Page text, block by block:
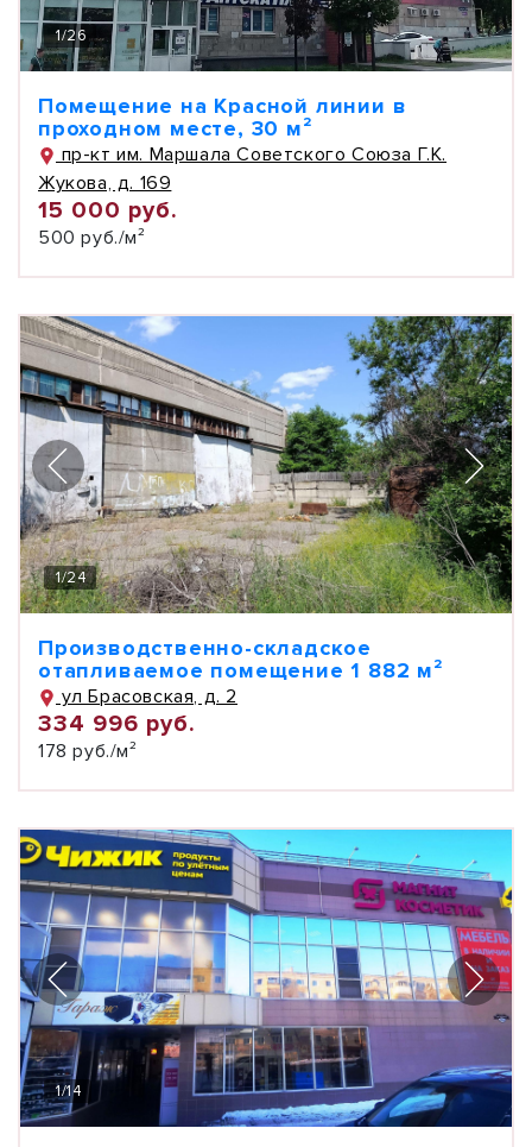
1/26
Помещение на Красной линии в
проходном месте, 30 м²
пр-кт им. Маршала Советского Союза Г.К.
Жукова, д. 169
15 000 руб.
500 руб./м²
1/24
Производственно-складское
отапливаемое помещение 1 882 м²
ул Брасовская, д. 2
334 996 руб.
178 руб./м²
1/14